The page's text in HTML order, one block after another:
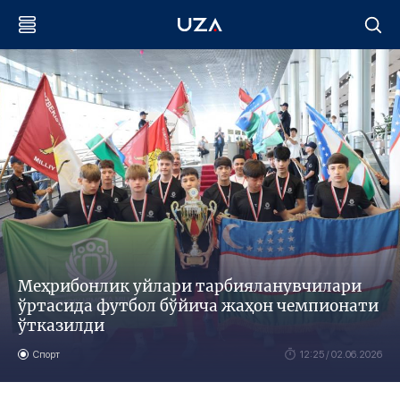
Меҳрибонлик уйлари тарбияланувчилари
ўртасида футбол бўйича жаҳон чемпионати
ўтказилди
Спорт 12:25 / 02.06.2026